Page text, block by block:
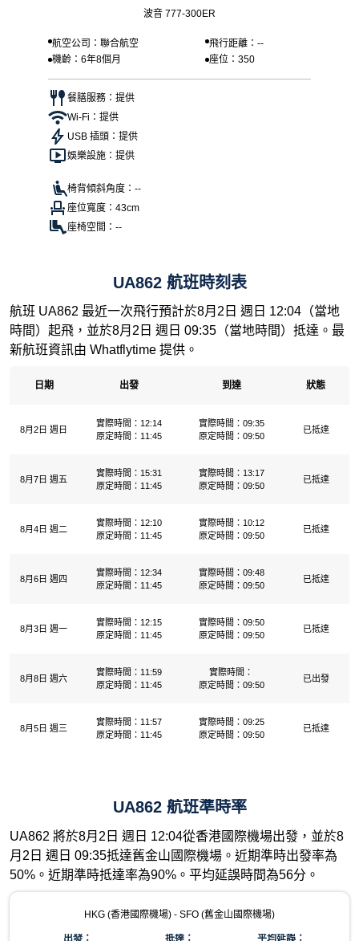
波音 777-300ER
航空公司：聯合航空
飛行距離：--
機齡：6年8個月
座位：350
餐膳服務：提供
Wi-Fi：提供
USB 插頭：提供
娛樂設施：提供
椅背傾斜角度：--
座位寬度：43cm
座椅空間：--
UA862 航班時刻表
航班 UA862 最近一次飛行預計於8月2日 週日 12:04（當地
時間）起飛，並於8月2日 週日 09:35（當地時間）抵達。最
新航班資訊由 Whatflytime 提供。
日期 出發 到達 狀態
8月2日 週日
實際時間：12:14
原定時間：11:45
實際時間：09:35
原定時間：09:50
已抵達
8月7日 週五
實際時間：15:31
原定時間：11:45
實際時間：13:17
原定時間：09:50
已抵達
8月4日 週二
實際時間：12:10
原定時間：11:45
實際時間：10:12
原定時間：09:50
已抵達
8月6日 週四
實際時間：12:34
原定時間：11:45
實際時間：09:48
原定時間：09:50
已抵達
8月3日 週一
實際時間：12:15
原定時間：11:45
實際時間：09:50
原定時間：09:50
已抵達
8月8日 週六
實際時間：11:59
原定時間：11:45
實際時間：
原定時間：09:50
已出發
8月5日 週三
實際時間：11:57
原定時間：11:45
實際時間：09:25
原定時間：09:50
已抵達
UA862 航班準時率
UA862 將於8月2日 週日 12:04從香港國際機場出發，並於8
月2日 週日 09:35抵達舊金山國際機場。近期準時出發率為
50%。近期準時抵達率為90%。平均延誤時間為56分。
HKG (香港國際機場) - SFO (舊金山國際機場)
出發：
抵達：
平均延誤：